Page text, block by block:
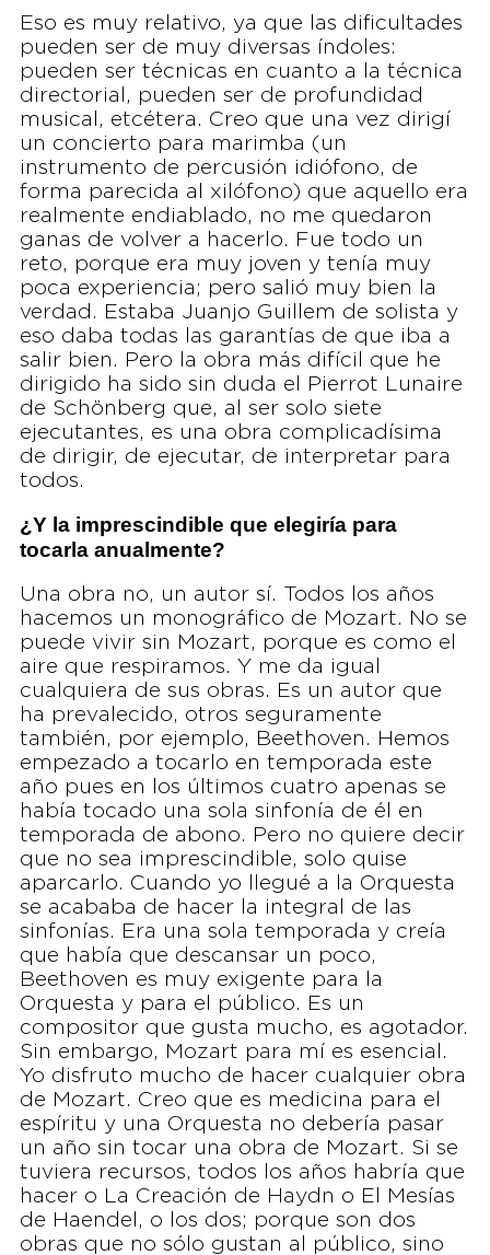
Eso es muy relativo, ya que las dificultades
pueden ser de muy diversas índoles:
pueden ser técnicas en cuanto a la técnica
directorial, pueden ser de profundidad
musical, etcétera. Creo que una vez dirigí
un concierto para marimba (un
instrumento de percusión idiófono, de
forma parecida al xilófono) que aquello era
realmente endiablado, no me quedaron
ganas de volver a hacerlo. Fue todo un
reto, porque era muy joven y tenía muy
poca experiencia; pero salió muy bien la
verdad. Estaba Juanjo Guillem de solista y
eso daba todas las garantías de que iba a
salir bien. Pero la obra más difícil que he
dirigido ha sido sin duda el Pierrot Lunaire
de Schönberg que, al ser solo siete
ejecutantes, es una obra complicadísima
de dirigir, de ejecutar, de interpretar para
todos.
¿Y la imprescindible que elegiría para
tocarla anualmente?
Una obra no, un autor sí. Todos los años
hacemos un monográfico de Mozart. No se
puede vivir sin Mozart, porque es como el
aire que respiramos. Y me da igual
cualquiera de sus obras. Es un autor que
ha prevalecido, otros seguramente
también, por ejemplo, Beethoven. Hemos
empezado a tocarlo en temporada este
año pues en los últimos cuatro apenas se
había tocado una sola sinfonía de él en
temporada de abono. Pero no quiere decir
que no sea imprescindible, solo quise
aparcarlo. Cuando yo llegué a la Orquesta
se acababa de hacer la integral de las
sinfonías. Era una sola temporada y creía
que había que descansar un poco,
Beethoven es muy exigente para la
Orquesta y para el público. Es un
compositor que gusta mucho, es agotador.
Sin embargo, Mozart para mí es esencial.
Yo disfruto mucho de hacer cualquier obra
de Mozart. Creo que es medicina para el
espíritu y una Orquesta no debería pasar
un año sin tocar una obra de Mozart. Si se
tuviera recursos, todos los años habría que
hacer o La Creación de Haydn o El Mesías
de Haendel, o los dos; porque son dos
obras que no sólo gustan al público, sino